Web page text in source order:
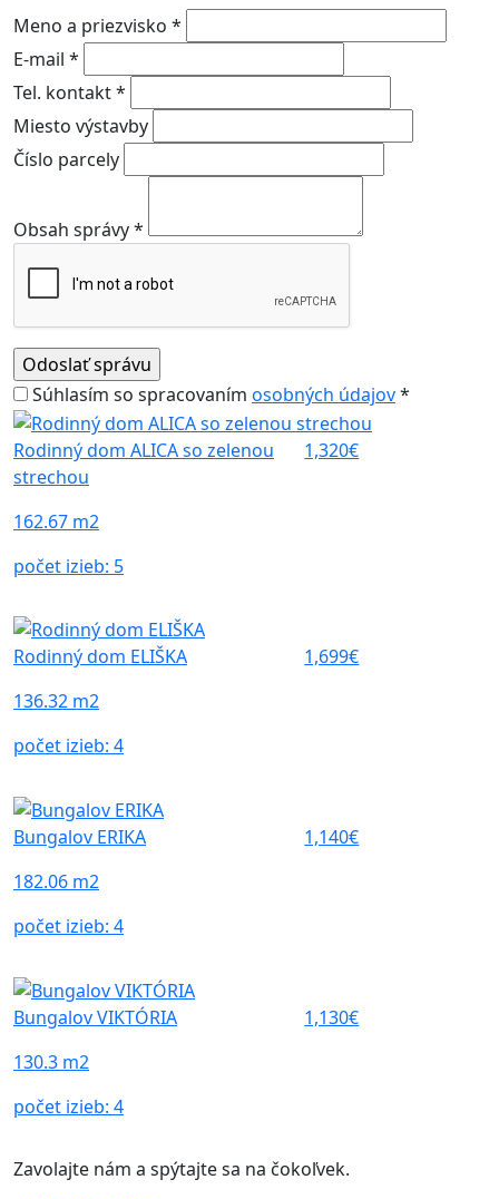
Meno a priezvisko *
E-mail *
Tel. kontakt *
Miesto výstavby
Číslo parcely
Obsah správy *
Súhlasím so spracovaním osobných údajov*
Rodinný dom ALICA so zelenou
strechou
1,320€
162.67 m2
počet izieb: 5
Rodinný dom ELIŠKA
1,699€
136.32 m2
počet izieb: 4
Bungalov ERIKA
1,140€
182.06 m2
počet izieb: 4
Bungalov VIKTÓRIA
1,130€
130.3 m2
počet izieb: 4
Zavolajte nám a spýtajte sa na čokoľvek.